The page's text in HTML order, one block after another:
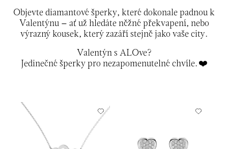
Objevte diamantové šperky, které dokonale padnou k
Valentýnu – ať už hledáte něžné překvapení, nebo
výrazný kousek, který zazáří stejně jako vaše city.
Valentýn s ALOve?
Jedinečné šperky pro nezapomenutelné chvíle. ❤️